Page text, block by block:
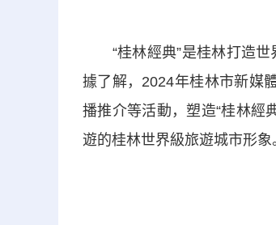
“桂林經典”是桂林打造世
據了解，2024年桂林市新媒
播推介等活動，塑造“桂林經
遊的桂林世界級旅遊城市形象